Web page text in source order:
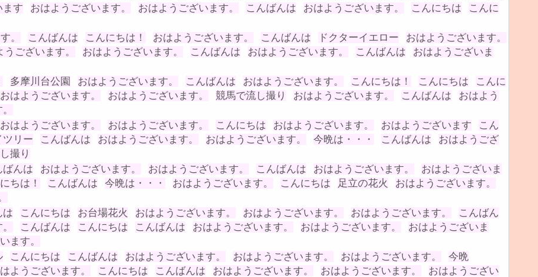
ます おはようございます。 おはようございます。 こんばんは おはようございます。 こんにちは
こんに
。 こんばんは こんにちは！ おはようございます。 こんばんは ドクターイエロー
おはようございます。
うございます。 おはようございます。 こんばんは おはようございます。 こんばんは
おはようございま
多摩川台公園 おはようございます。 こんばんは おはようございます。 こんにちは！ こんにちは
こんに
おはようございます。 おはようございます。 競馬で流し撮り おはようございます。 こんばんは
おはよう
おはようございます。 おはようございます。 こんにちは おはようございます。 おはようございます
こん
ツリー こんばんは おはようございます。 おはようございます。 今晩は・・・ こんばんは
おはようござ
撮り
ばんは おはようございます。 おはようございます。 こんばんは おはようございます。
おはようございま
ちは！ こんばんは 今晩は・・・ おはようございます。 こんにちは 足立の花火
おはようございます。
は こんにちは お台場花火 おはようございます。 おはようございます。 おはようございます。
こんばん
こんばんは こんにちは こんばんは おはようございます。 おはようございます。
おはようございま
ます。
こんにちは こんばんは おはようございます。 おはようございます。 おはようございます。
今晩
ようございます。 こんにちは こんばんは おはようございます。 おはようございます。
おはようござい